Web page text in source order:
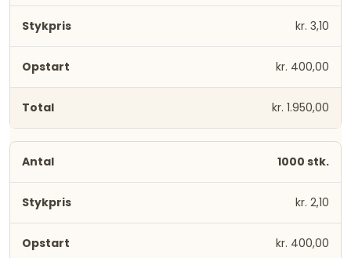
kr. 3,10
kr. 400,00
kr. 1.950,00
1000 stk.
kr. 2,10
kr. 400,00